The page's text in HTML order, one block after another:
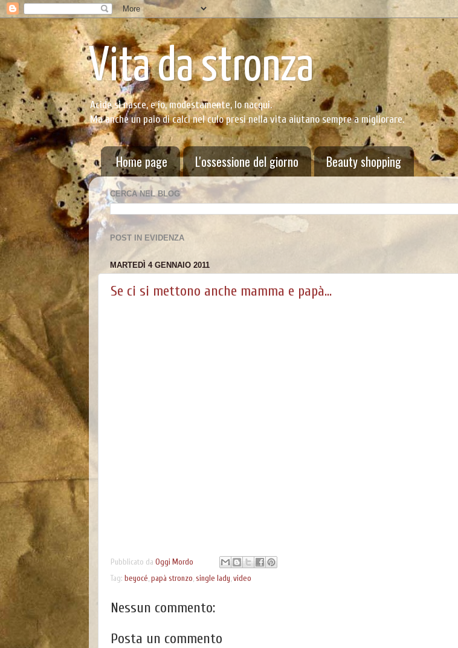
Vita da stronza
Acide si nasce, e io, modestamente, lo nacqui.
Ma anche un paio di calci nel culo presi nella vita aiutano sempre a migliorare.
Home page L'ossessione del giorno Beauty shopping
CERCA NEL BLOG
POST IN EVIDENZA
MARTEDÌ 4 GENNAIO 2011
Se ci si mettono anche mamma e papà...
Pubblicato da Oggi Mordo
Tag: beyocé,papà stronzo,single lady,video
Nessun commento:
Posta un commento